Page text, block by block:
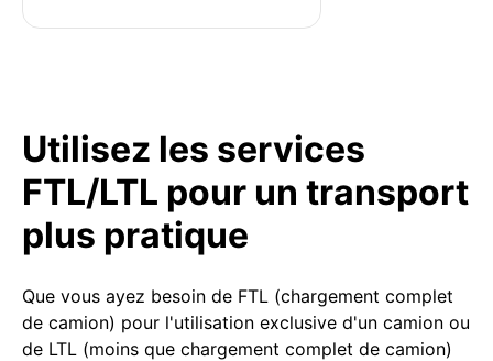
Utilisez les services
FTL/LTL pour un transport
plus pratique
Que vous ayez besoin de FTL (chargement complet
de camion) pour l'utilisation exclusive d'un camion ou
de LTL (moins que chargement complet de camion)